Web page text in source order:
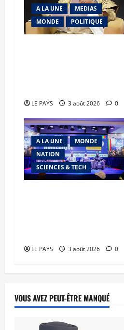
A LA UNE
MEDIAS
MONDE
POLITIQUE
LE PAYS 3 août 2026 0
A LA UNE
MONDE
NATION
SCIENCES & TECH
LE PAYS 3 août 2026 0
VOUS AVEZ PEUT-ÊTRE MANQUÉ